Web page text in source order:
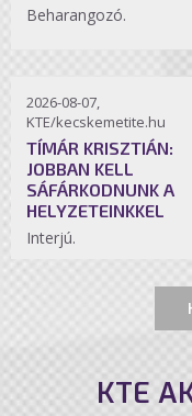
Beharangozó.
2026-08-07,
KTE/kecskemetite.hu
TÍMÁR KRISZTIÁN:
JOBBAN KELL
SÁFÁRKODNUNK A
HELYZETEINKKEL
Interjú.
KTE